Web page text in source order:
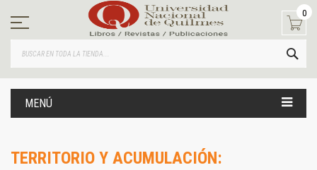
contenido
0
MENÚ
TERRITORIO Y ACUMULACIÓN: